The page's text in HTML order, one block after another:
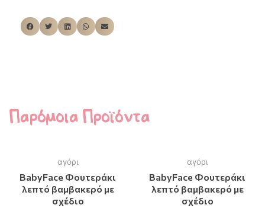
Παρόμοια Προϊόντα
αγόρι
BabyFace Φουτεράκι
λεπτό βαμβακερό με
σχέδιο
αγόρι
BabyFace Φουτεράκι
λεπτό βαμβακερό με
σχέδιο